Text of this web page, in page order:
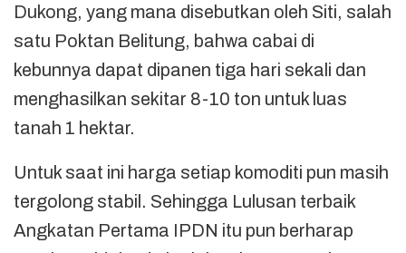
Dukong, yang mana disebutkan oleh Siti, salah
satu Poktan Belitung, bahwa cabai di
kebunnya dapat dipanen tiga hari sekali dan
menghasilkan sekitar 8-10 ton untuk luas
tanah 1 hektar.
Untuk saat ini harga setiap komoditi pun masih
tergolong stabil. Sehingga Lulusan terbaik
Angkatan Pertama IPDN itu pun berharap